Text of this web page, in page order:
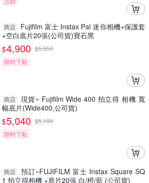
商店
Fujifilm 富士 Instax Pal 迷你相機+保護套
+空白底片20張(公司貨)寶石黑
$4,900 $5,050
限時下殺
商店
現貨~ Fujifilm Wide 400 拍立得 相機 寬
幅底片(Wide400,公司貨)
$5,040 $5,190
限時下殺
商店
預訂~FUJIFILM 富士 Instax Square SQ
1 拍立得相機 +底片20張 白/橙/藍 (公司貨)